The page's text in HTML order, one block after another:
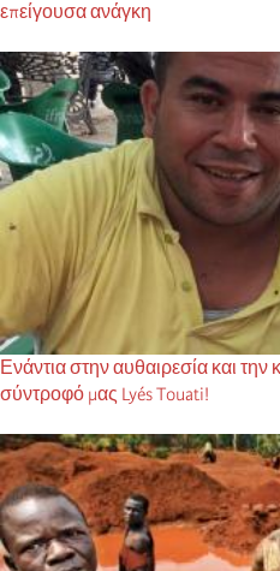
επείγουσα ανάγκη
Ενάντια στην αυθαιρεσία και
σύντροφό μας Lyés Touati!